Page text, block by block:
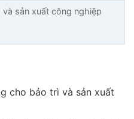
và sản xuất công nghiệp
cho bảo trì và sản xuất